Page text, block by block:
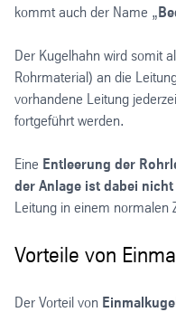
kommt auch der Name „
Der Kugelhahn wird somit
Rohrmaterial) an die
vorhandene Leitung
fortgeführt werden.
Eine Entleerung der
der Anlage ist dabei
Leitung in einem normalen
Vorteile von
Der Vorteil von